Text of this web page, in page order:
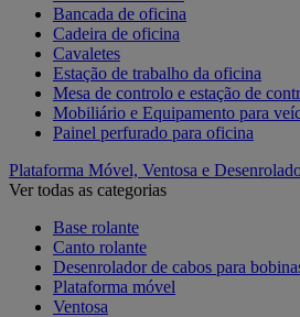
Bancada de oficina
Cadeira de oficina
Cavaletes
Estação de trabalho da oficina
Mesa de controlo e estação de
Mobiliário e Equipamento para
Painel perfurado para oficina
Plataforma Móvel, Ventosa e
Ver todas as categorias
Base rolante
Canto rolante
Desenrolador de cabos para
Plataforma móvel
Ventosa